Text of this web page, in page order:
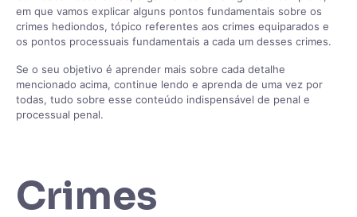
em que vamos explicar alguns pontos fundamentais sobre os
crimes hediondos, tópico referentes aos crimes equiparados e
os pontos processuais fundamentais a cada um desses crimes.
Se o seu objetivo é aprender mais sobre cada detalhe
mencionado acima, continue lendo e aprenda de uma vez por
todas, tudo sobre esse conteúdo indispensável de penal e
processual penal.
Crimes